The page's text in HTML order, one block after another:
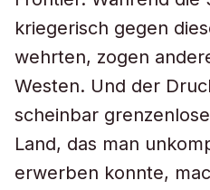
kriegerisch gegen
wehrten, zogen
Westen. Und der
scheinbar
Land, das man
erwerben konnte,